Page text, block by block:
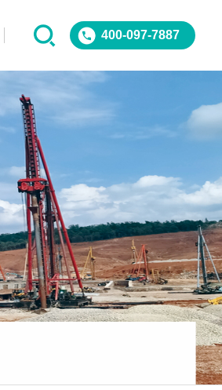
400-097-7887